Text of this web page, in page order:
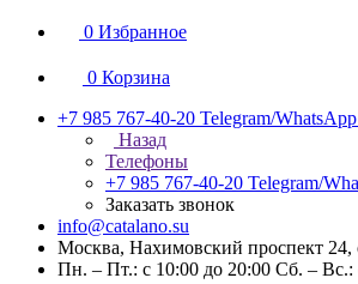
0 Избранное
0 Корзина
+7 985 767-40-20 Telegram/WhatsApp
Назад
Телефоны
+7 985 767-40-20 Telegram/
Заказать звонок
info@catalano.su
Москва, Нахимовский проспект 24,
Пн. – Пт.: с 10:00 до 20:00 Сб. – Вс.: